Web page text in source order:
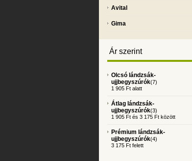
Avital
Gima
Ár szerint
Olcsó lándzsák-
ujjbegyszúrók(7)
1 905 Ft alatt
Átlag lándzsák-
ujjbegyszúrók(3)
1 905 Ft és 3 175 Ft között
Prémium lándzsák-
ujjbegyszúrók(4)
3 175 Ft felett